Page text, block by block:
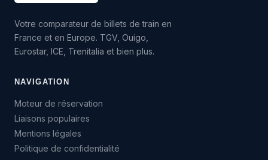
Votre comparateur de billets de train en
France et en Europe. TGV, Ouigo,
Eurostar, ICE, Trenitalia et bien plus.
NAVIGATION
Moteur de réservation
Liaisons populaires
Mentions légales
Politique de confidentialité